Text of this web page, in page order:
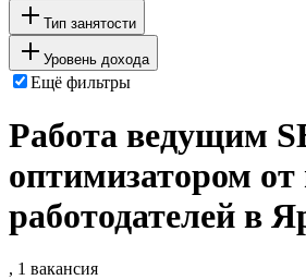
Тип занятости
Уровень дохода
Ещё фильтры
Работа ведущим
оптимизатором
работодателей в
, 1 вакансия